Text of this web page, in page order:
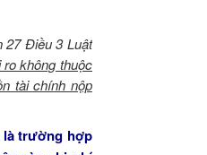
27 Điều 3 Luật
ro không thuộc
tài chính nộp
là trường hợp